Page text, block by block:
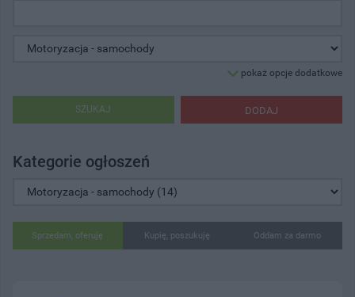
pokaż opcje dodatkowe
DODAJ
SZUKAJ
Kategorie ogłoszeń
Sprzedam, oferuję Kupię, poszukuję Oddam za darmo